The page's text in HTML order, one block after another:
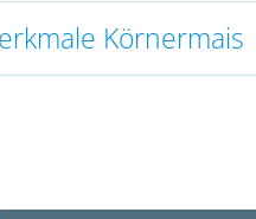
Körnermais